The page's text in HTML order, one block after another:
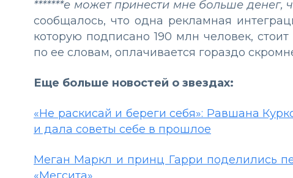
*******е может принести мне больше денег,
сообщалось, что одна рекламная
которую подписано 190 млн человек,
по ее словам, оплачивается гораздо
Еще больше новостей о звездах:
«Не раскисай и береги себя»: Равшана
и дала советы себе в прошлое
Меган Маркл и принц Гарри поделились